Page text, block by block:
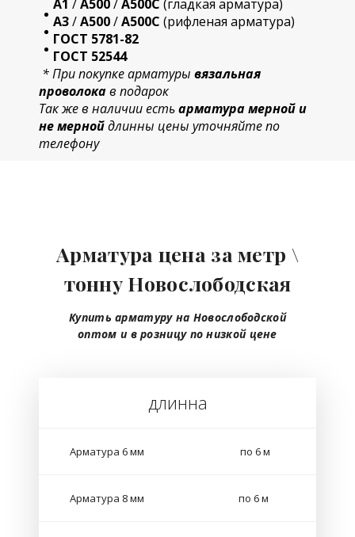
А1 /А500/А500С (гладкая арматура)
А3/А500/А500С (рифленая арматура)
ГОСТ 5781-82
ГОСТ 52544
* При покупке арматуры вязальная
проволокав подарок
Так же в наличии естьарматура мерной и
не мернойдлинны цены уточняйте по
телефону
Арматура цена за метр \
тонну Новослободская
Купить арматуру на Новослободской
оптом и в розницу по низкой цене
длинна
Арматура 6 мм по 6 м
Арматура 8 мм по 6 м